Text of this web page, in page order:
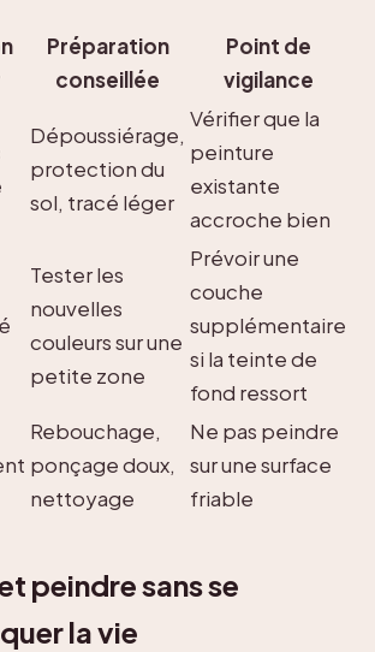
Préparation
conseillée
Point de
vigilance
Dépoussiérage,
protection du
sol, tracé léger
Vérifier que la
peinture
existante
accroche bien
Tester les
nouvelles
couleurs sur une
petite zone
Prévoir une
couche
supplémentaire
si la teinte de
fond ressort
Rebouchage,
ponçage doux,
nettoyage
Ne pas peindre
sur une surface
friable
peindre sans se
la vie